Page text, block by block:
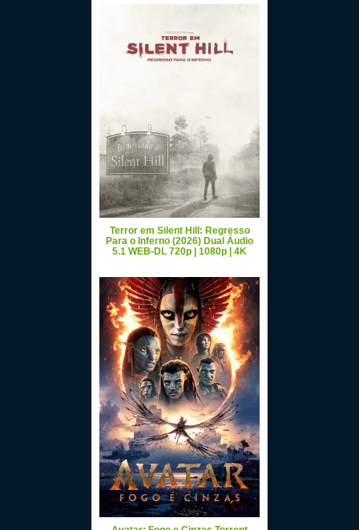
Terror em Silent Hill: Regresso
Para o Inferno (2026) Dual Áudio
5.1 WEB-DL 720p | 1080p | 4K